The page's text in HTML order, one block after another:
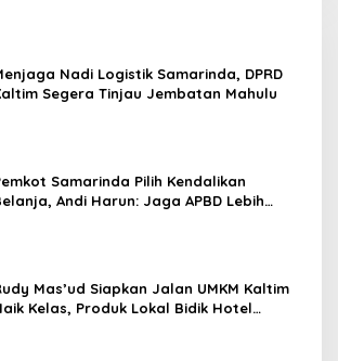
Nadi Logistik Samarinda, DPRD
Segera Tinjau Jembatan Mahulu
Samarinda Pilih Kendalikan
Andi Harun: Jaga APBD Lebih
Mas’ud Siapkan Jalan UMKM Kaltim
Kelas, Produk Lokal Bidik Hotel